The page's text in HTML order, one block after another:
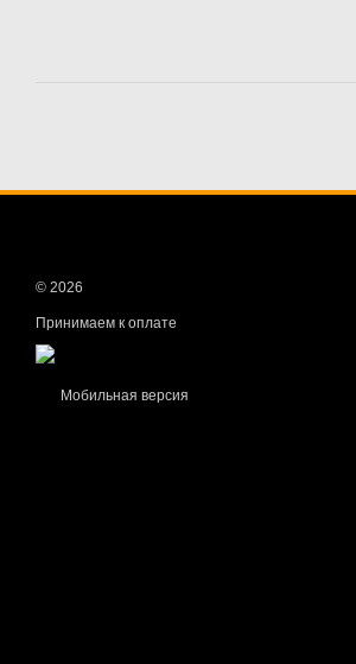
© 2026
Принимаем к оплате
Мобильная версия